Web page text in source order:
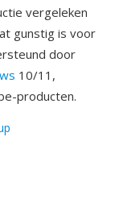
vergeleken
gunstig is voor
door
10/11,
producten.